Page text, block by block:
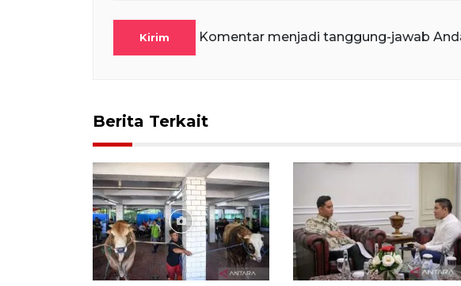
Kirim Komentar menjadi tanggung-jawab
Berita Terkait